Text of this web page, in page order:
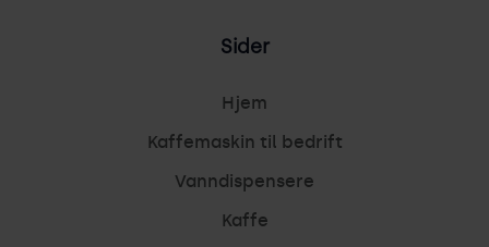
Sider
Hjem
Kaffemaskin til bedrift
Vanndispensere
Kaffe